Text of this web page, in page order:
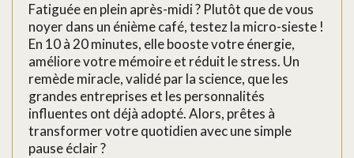
Fatiguée en plein après-midi ? Plutôt que de vous
noyer dans un énième café, testez la micro-sieste !
En 10 à 20 minutes, elle booste votre énergie,
améliore votre mémoire et réduit le stress. Un
remède miracle, validé par la science, que les
grandes entreprises et les personnalités
influentes ont déjà adopté. Alors, prêtes à
transformer votre quotidien avec une simple
pause éclair ?